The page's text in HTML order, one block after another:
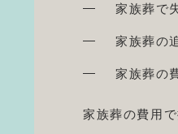
家族葬で
家族葬の
家族葬の
家族葬の費用